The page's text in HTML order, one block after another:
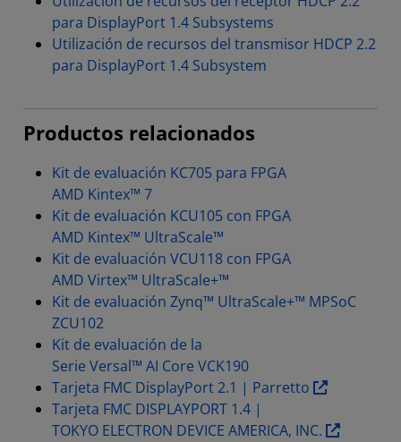
para DisplayPort 1.4 Subsystems
Utilización de recursos del transmisor HDCP 2.2
para DisplayPort 1.4 Subsystem
Productos relacionados
Kit de evaluación KC705 para FPGA
AMD Kintex™ 7
Kit de evaluación KCU105 con FPGA
AMD Kintex™ UltraScale™
Kit de evaluación VCU118 con FPGA
AMD Virtex™ UltraScale+™
Kit de evaluación Zynq™ UltraScale+™ MPSoC
ZCU102
Kit de evaluación de la
Serie Versal™ AI Core VCK190
Tarjeta FMC DisplayPort 2.1 | Parretto
Tarjeta FMC DISPLAYPORT 1.4 |
TOKYO ELECTRON DEVICE AMERICA, INC.